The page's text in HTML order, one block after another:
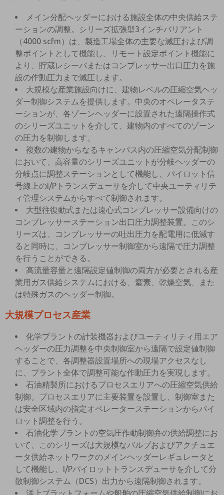
メイン分配ヘッダーにおける施設全体の中央供給ステ
ーションの調整。シリーズ拡張型3インチバリアント
（4000 scfm）は、製造工場全体の主要な減圧および調
整ポイントとして機能し、リモート設定ポイント機能に
より、貯蔵レシーバまたはコンプレッサー出口圧力を施
設の作動圧力まで減圧します。
大規模な産業施設向けに、建物レベルの圧縮空気ヘッ
ダー制御システムを提供します。中央のオペレータステ
ーションが、各ゾーンヘッダーに設置された遠隔操作式
のシリーズユニットを介して、建物内のすべてのゾーン
の圧力を制御します。
複数の建物からなるキャンパス内の圧縮空気分配制御
において、高容量のシリーズユニットが分岐ヘッダーの
分岐点に調整ステーションとして機能し、パイロット信
号線上のI/Pトランスデューサを介して中央ユーティリテ
ィ管理システムからすべて制御されます。
大型往復動式または遠心式コンプレッサー設備向けの
コンプレッサーステーション出口圧力調整装置。このシ
リーズは、コンプレッサーの吐出圧力を配電用に低減す
ると同時に、コンプレッサー制御室から遠隔で圧力調整
を行うことができる。
高流量容量と遠隔設定値制御の両方が必要とされる産
業用ガス供給システムにおける、窒素、乾燥空気、また
は特殊ガスのヘッダー制御。
大規模プロセス産業
化学プラントの計装機器およびユーティリティ用エア
ヘッダーの圧力調整を中央制御室から遠隔で設定値制御
することで、各調整器設置場所への現場アクセスなし
に、プラント全体で調整可能な作動圧力を実現します。
石油精製所におけるプロセスエリアへの圧縮空気供給
制御。プロセスエリアに主要装置を設置し、制御室また
は安全区域内の指定オペレーターステーションからパイ
ロット調整を行う。
石油化学プラントの空気圧作動制御弁の供給調整にお
いて、このシリーズは大規模なバルブおよびアクチュエ
ータ供給ネットワークのメインヘッダーレギュレータと
して機能し、I/Pパイロットトランスデューサを介して分
散制御システム（DCS）出力から遠隔制御されます。
洋上プラットフォームや船舶の圧縮空気供給制御にお